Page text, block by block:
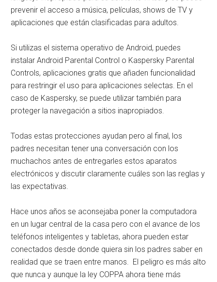
prevenir el acceso a música, películas, shows de TV y
aplicaciones que están clasificadas para adultos.
Si utilizas el sistema operativo de Android, puedes
instalar Android Parental Control o Kaspersky Parental
Controls, aplicaciones gratis que añaden funcionalidad
para restringir el uso para aplicaciones selectas. En el
caso de Kaspersky, se puede utilizar también para
proteger la navegación a sitios inapropiados.
Todas estas protecciones ayudan pero al final, los
padres necesitan tener una conversación con los
muchachos antes de entregarles estos aparatos
electrónicos y discutir claramente cuáles son las reglas y
las expectativas.
Hace unos años se aconsejaba poner la computadora
en un lugar central de la casa pero con el avance de los
teléfonos inteligentes y tabletas, ahora pueden estar
conectados desde donde quiera sin los padres saber en
realidad que se traen entre manos. El peligro es más alto
que nunca y aunque la ley COPPA ahora tiene más